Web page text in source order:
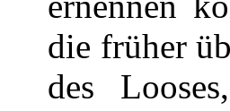
die früher
des